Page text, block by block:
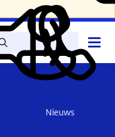
Zoek Lees
voor
Mijn
DNB
Contact
Nieuws